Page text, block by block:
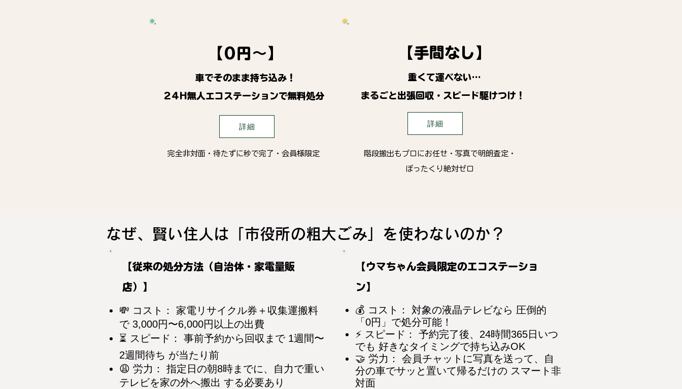
【0円～】
車でそのまま持ち込み！
24H無人エコステーションで無料処分
詳細
完全非対面・待たずに秒で完了・会員様限定
【手間なし】
重くて運べない…
まるごと出張回収・スピード駆けつけ！
詳細
階段搬出もプロにお任せ・写真で明朗査定・
ぼったくり絶対ゼロ
なぜ、賢い住人は「市役所の粗大ごみ」を使わないのか？
【従来の処分方法（自治体・家電量販
店）】
💸 コスト： 家電リサイクル券＋収集運搬料
で 3,000円〜6,000円以上の出費
⏳ スピード： 事前予約から回収まで 1週間〜
2週間待ち が当たり前
😩 労力： 指定日の朝8時までに、自力で重い
テレビを家の外へ搬出 する必要あり
【ウマちゃん会員限定のエコステーショ
ン】
💰 コスト： 対象の液晶テレビなら 圧倒的
「0円」で処分可能！
⚡ スピード： 予約完了後、24時間365日いつ
でも 好きなタイミングで持ち込みOK
🤝 労力： 会員チャットに写真を送って、自
分の車でサッと置いて帰るだけの スマート非
対面